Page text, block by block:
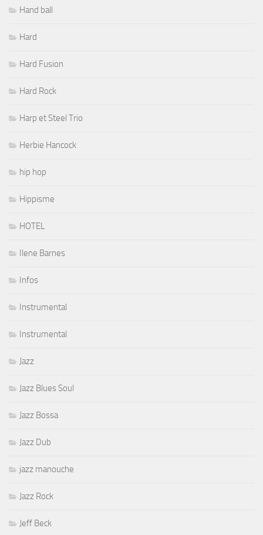
Hand ball
Hard
Hard Fusion
Hard Rock
Harp et Steel Trio
Herbie Hancock
hip hop
Hippisme
HOTEL
Ilene Barnes
Infos
Instrumental
Instrumental
Jazz
Jazz Blues Soul
Jazz Bossa
Jazz Dub
jazz manouche
Jazz Rock
Jeff Beck